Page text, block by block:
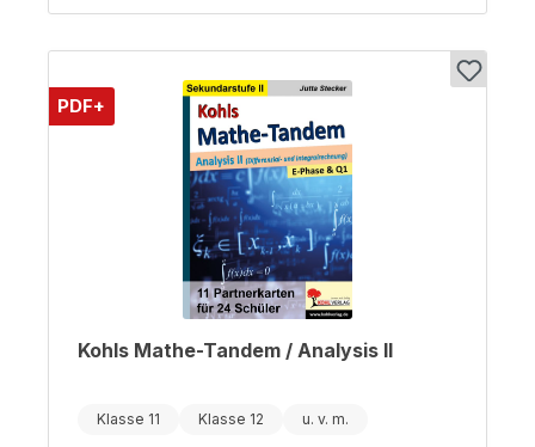
PDF+
Kohls Mathe-Tandem / Analysis II
Klasse 11 Klasse 12